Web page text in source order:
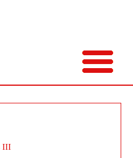
III